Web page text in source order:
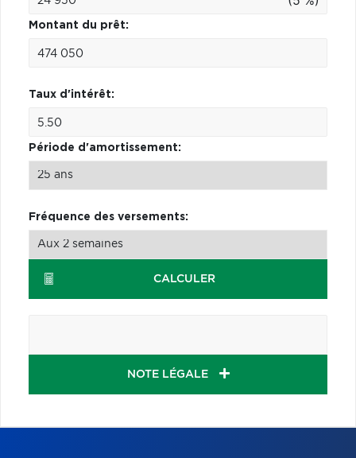
Montant du prêt:
Taux d'intérêt:
Période d'amortissement:
Fréquence des versements:
CALCULER
NOTE LÉGALE